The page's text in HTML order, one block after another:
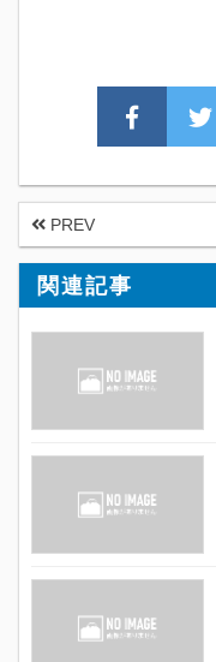
PREV
関連記事